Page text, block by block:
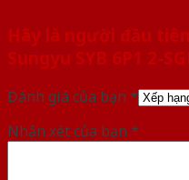
Hãy là người đầu
Sungyu SYB 6P1 2-
Đánh giá của bạn *
Nhận xét của bạn *